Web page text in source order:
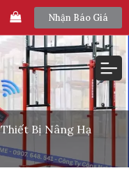
Nhận Báo Giá
Thiết Bị Nâng Hạ